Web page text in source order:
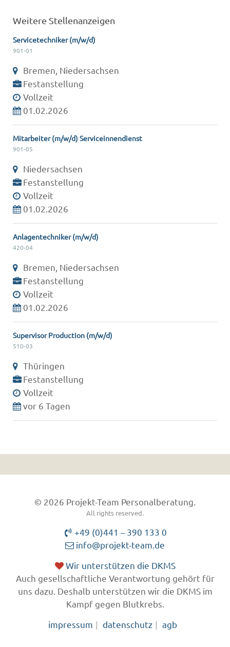
Weitere Stellenanzeigen
Servicetechniker (m/w/d)
901-01
Bremen, Niedersachsen
Festanstellung
Vollzeit
01.02.2026
Mitarbeiter (m/w/d) Serviceinnendienst
901-05
Niedersachsen
Festanstellung
Vollzeit
01.02.2026
Anlagentechniker (m/w/d)
420-04
Bremen, Niedersachsen
Festanstellung
Vollzeit
01.02.2026
Supervisor Production (m/w/d)
510-03
Thüringen
Festanstellung
Vollzeit
vor 6 Tagen
© 2026 Projekt-Team Personalberatung.
All rights reserved.
+49 (0)441 – 390 133 0
info@projekt-team.de
Wir unterstützen die DKMS
Auch gesellschaftliche Verantwortung gehört für
uns dazu. Deshalb unterstützen wir die DKMS im
Kampf gegen Blutkrebs.
impressum
datenschutz agb